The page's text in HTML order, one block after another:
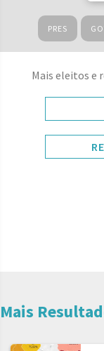
PRES
Mais eleitos e
Mais